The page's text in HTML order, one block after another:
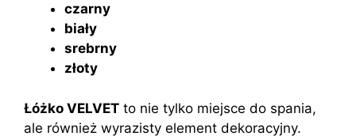
czarny
biały
srebrny
złoty
Łóżko VELVET to nie tylko miejsce do spania,
ale również wyrazisty element dekoracyjny.